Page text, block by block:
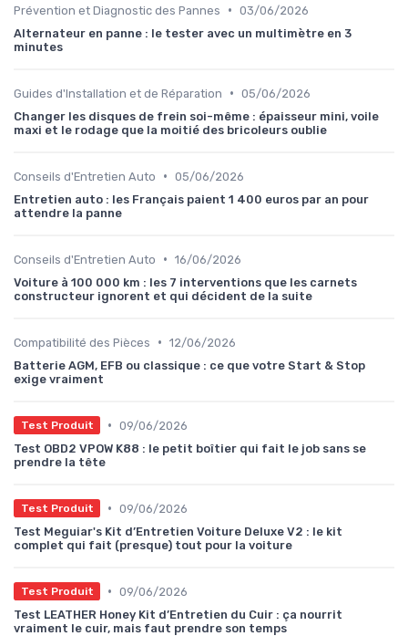
Prévention et Diagnostic des Pannes • 03/06/2026
Alternateur en panne : le tester avec un multimètre en 3
minutes
Guides d'Installation et de Réparation • 05/06/2026
Changer les disques de frein soi-même : épaisseur mini, voile
maxi et le rodage que la moitié des bricoleurs oublie
Conseils d'Entretien Auto • 05/06/2026
Entretien auto : les Français paient 1 400 euros par an pour
attendre la panne
Conseils d'Entretien Auto • 16/06/2026
Voiture à 100 000 km : les 7 interventions que les carnets
constructeur ignorent et qui décident de la suite
Compatibilité des Pièces • 12/06/2026
Batterie AGM, EFB ou classique : ce que votre Start & Stop
exige vraiment
Test Produit • 09/06/2026
Test OBD2 VPOW K88 : le petit boîtier qui fait le job sans se
prendre la tête
Test Produit • 09/06/2026
Test Meguiar's Kit d’Entretien Voiture Deluxe V2 : le kit
complet qui fait (presque) tout pour la voiture
Test Produit • 09/06/2026
Test LEATHER Honey Kit d’Entretien du Cuir : ça nourrit
vraiment le cuir, mais faut prendre son temps